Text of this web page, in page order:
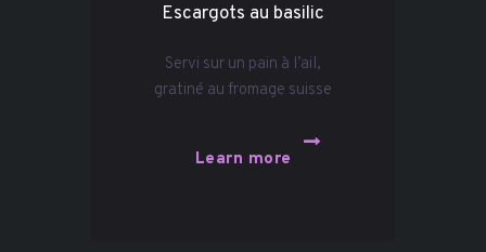
Escargots au basilic
Servi sur un pain à l’ail,
gratiné au fromage suisse
Learn more